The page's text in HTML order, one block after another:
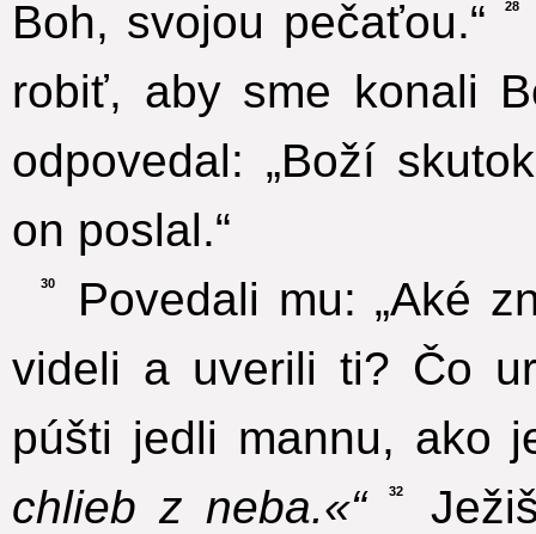
Boh, svojou pečaťou.“ 28
robiť, aby sme konali
odpovedal: „Boží
on poslal.“
30
Povedali mu: „Aké
videli a uverili ti? Čo
púšti jedli mannu, ako
chlieb z neba.«“
32